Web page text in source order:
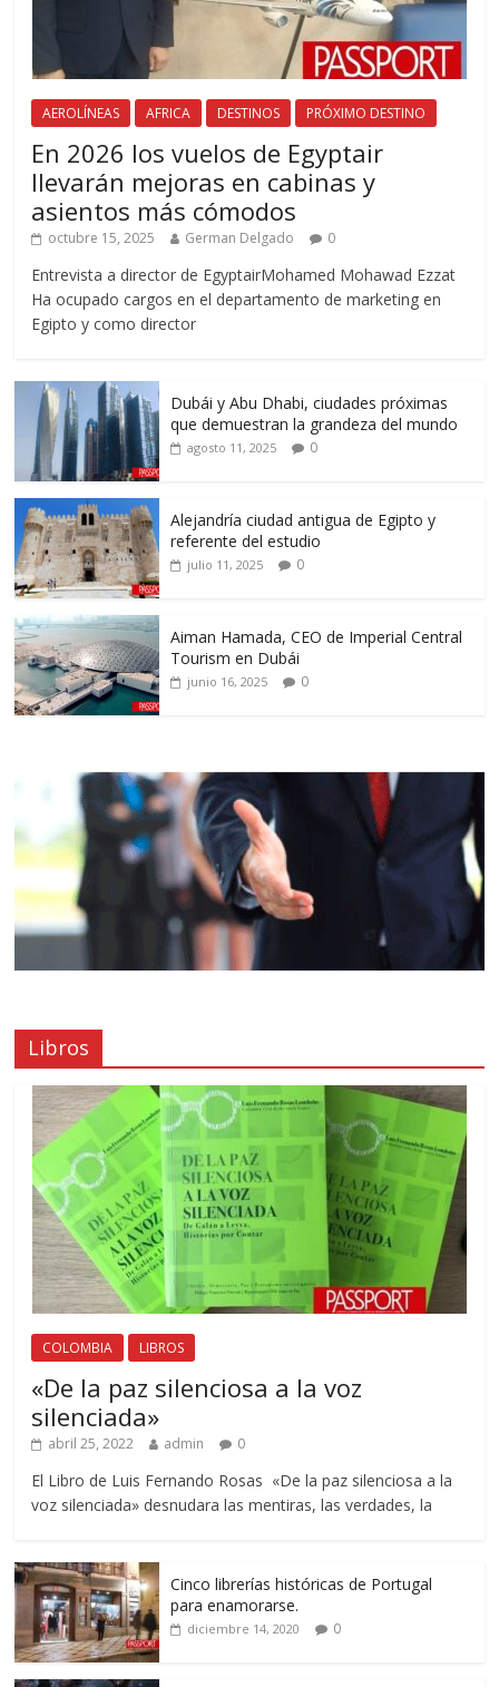
AEROLÍNEAS AFRICA DESTINOS PRÓXIMO DESTINO
En 2026 los vuelos de Egyptair
llevarán mejoras en cabinas y
asientos más cómodos
octubre 15, 2025 German Delgado 0
Entrevista a director de EgyptairMohamed Mohawad Ezzat
Ha ocupado cargos en el departamento de marketing en
Egipto y como director
Dubái y Abu Dhabi, ciudades próximas
que demuestran la grandeza del mundo
agosto 11, 2025 0
Alejandría ciudad antigua de Egipto y
referente del estudio
julio 11, 2025 0
Aiman Hamada, CEO de Imperial Central
Tourism en Dubái
junio 16, 2025 0
Libros
COLOMBIA LIBROS
«De la paz silenciosa a la voz
silenciada»
abril 25, 2022 admin 0
El Libro de Luis Fernando Rosas «De la paz silenciosa a la
voz silenciada» desnudara las mentiras, las verdades, la
Cinco librerías históricas de Portugal
para enamorarse.
diciembre 14, 2020 0